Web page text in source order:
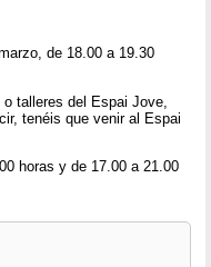
de 18.00 a 19.30
talleres del Espai Jove,
tenéis que venir al Espai
horas y de 17.00 a 21.00